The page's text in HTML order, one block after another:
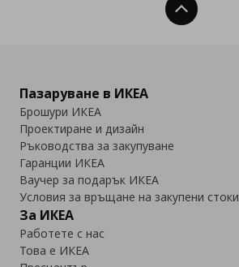
Нагоре
Пазаруване в ИКЕА
Брошури ИКЕА
Проектиране и дизайн
Ръководства за закупуване
Гаранции ИКЕА
Ваучер за подарък ИКЕА
Условия за връщане на закупени стоки
За ИКЕА
Работете с нас
Това е ИКЕА